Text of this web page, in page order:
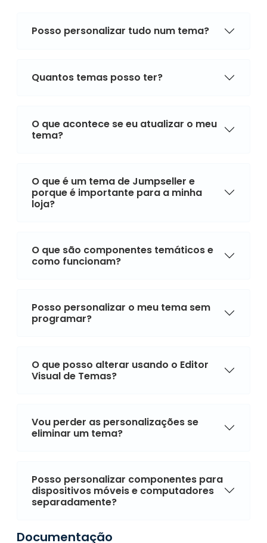
Posso personalizar tudo num tema?
Quantos temas posso ter?
O que acontece se eu atualizar o meu
tema?
O que é um tema de Jumpseller e
porque é importante para a minha
loja?
O que são componentes temáticos e
como funcionam?
Posso personalizar o meu tema sem
programar?
O que posso alterar usando o Editor
Visual de Temas?
Vou perder as personalizações se
eliminar um tema?
Posso personalizar componentes para
dispositivos móveis e computadores
separadamente?
Documentação